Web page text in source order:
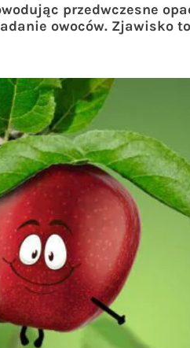
przedwczesne
owoców. Zjawisko